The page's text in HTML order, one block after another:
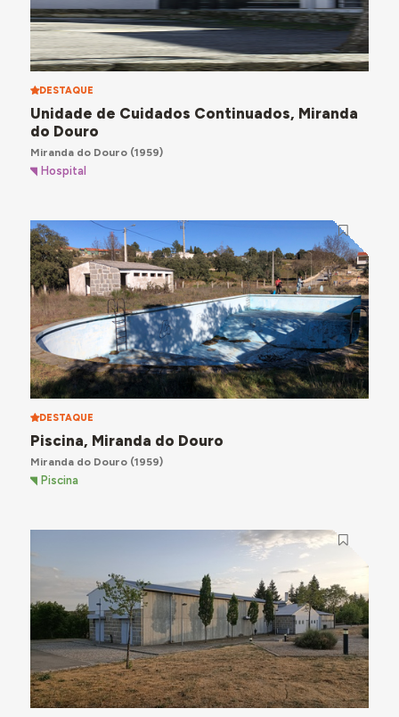
DESTAQUE
Unidade de Cuidados Continuados, Miranda
do Douro
Miranda do Douro(1959)
Hospital
DESTAQUE
Piscina, Miranda do Douro
Miranda do Douro(1959)
Piscina